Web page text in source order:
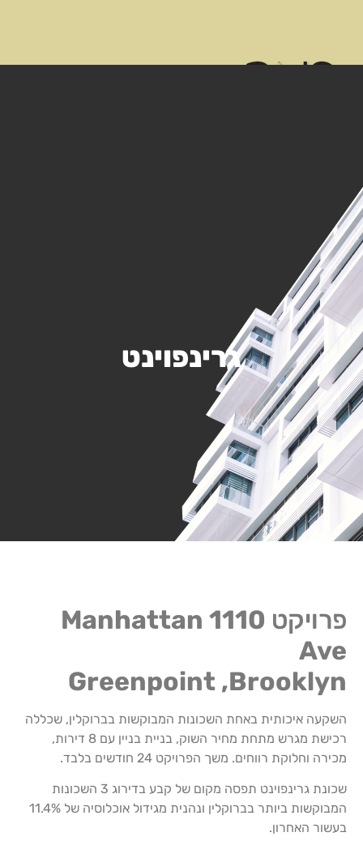
גרינפוינט
פרויקט
1110 Manhattan
Ave
Greenpoint ,Brooklyn
השקעה איכותית באחת השכונות המבוקשות בברוקלין, שכללה
רכישת מגרש מתחת מחיר השוק, בניית בניין עם 8 דירות,
מכירה וחלוקת רווחים. משך הפרויקט 24 חודשים בלבד.
שכונת גרינפוינט תפסה מקום של קבע בדירוג 3 השכונות
המבוקשות ביותר בברוקלין ונהנית מגידול אוכלוסיה של 11.4%
בעשור האחרון.